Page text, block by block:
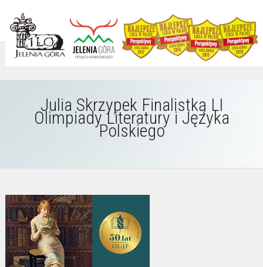
Julia Skrzypek Finalistką LI
Olimpiady Literatury i Języka
Polskiego